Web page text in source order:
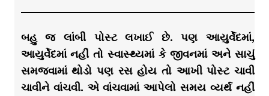
બહુ જ લાંબી પોસ્ટ લખાઈ છે. પણ આયુર્વેદમાં,
આયુર્વેદમાં નહીં તો સ્વાસ્થ્યમાં કે જીવનમાં અને સાચું
સમજવામાં થોડો પણ રસ હોય તો આખી પોસ્ટ ચાવી
ચાવીને વાંચવી. એ વાંચવામાં આપેલો સમય વ્યર્થ નહીં